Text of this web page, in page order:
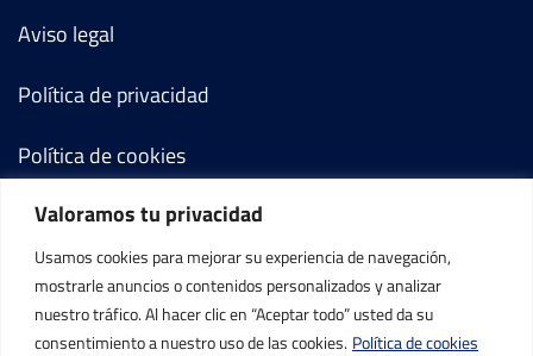
Valoramos tu privacidad
Usamos cookies para mejorar su experiencia de navegación,
mostrarle anuncios o contenidos personalizados y analizar
nuestro tráfico. Al hacer clic en “Aceptar todo” usted da su
consentimiento a nuestro uso de las cookies. Política de cookies
Aviso legal
Política de privacidad
Política de cookies
Términos y condiciones
Mi cuenta
Contacto